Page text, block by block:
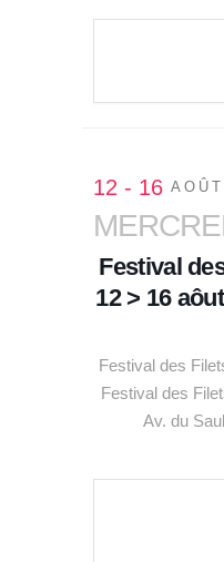
12 - 16 AOÛT
Festival
12 > 16
Festival des
Festival des
Av. du